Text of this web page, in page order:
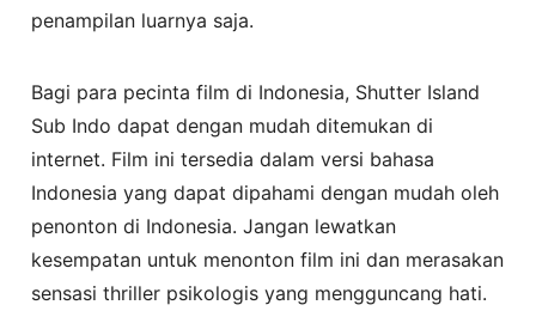
penampilan luarnya saja.
Bagi para pecinta film di Indonesia, Shutter Island
Sub Indo dapat dengan mudah ditemukan di
internet. Film ini tersedia dalam versi bahasa
Indonesia yang dapat dipahami dengan mudah oleh
penonton di Indonesia. Jangan lewatkan
kesempatan untuk menonton film ini dan merasakan
sensasi thriller psikologis yang mengguncang hati.